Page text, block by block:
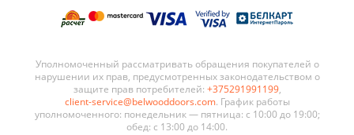
Уполномоченный рассматривать обращения покупателей о
нарушении их прав, предусмотренных законодательством о
защите прав потребителей: +375291991199,
client-service@belwooddoors.com. График работы
уполномоченного: понедельник — пятница: с 10:00 до 19:00;
обед: с 13:00 до 14:00.